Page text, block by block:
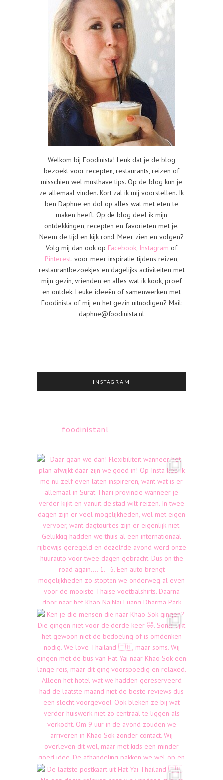
Welkom bij Foodinista! Leuk dat je de blog
bezoekt voor recepten, restaurants, reizen of
misschien wel musthave tips. Op de blog kun je
ze allemaal vinden. Kort zal ik mij voorstellen. Ik
ben Daphne en dol op alles wat met eten te
maken heeft. Op de blog deel ik mijn
ontdekkingen, recepten en favorieten met je.
Neem de tijd en kijk rond. Meer zien en volgen?
Volg mij dan ook op Facebook, Instagram of
Pinterest. voor meer inspiratie tijdens reizen,
restaurantbezoekjes en dagelijks activiteiten met
mijn gezin, vrienden en alles wat ik kook, proef
en ontdek. Leuke ideeën of samenwerken met
Foodinista of mij en het gezin uitnodigen? Mail:
daphne@foodinista.nl
INSTAGRAM
foodinistanl